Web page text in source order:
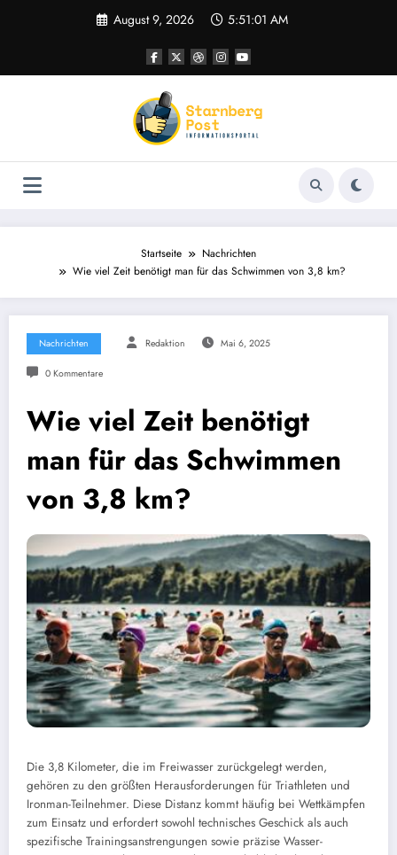
August 9, 2026 5:51:02 AM
Startseite
Nachrichten
Wie viel Zeit benötigt man für das Schwimmen von 3,8 km?
Nachrichten Redaktion Mai 6, 2025
0 Kommentare
Wie viel Zeit benötigt
man für das Schwimmen
von 3,8 km?
Die 3,8 Kilometer, die im Freiwasser zurückgelegt werden,
gehören zu den größten Herausforderungen für Triathleten und
Ironman-Teilnehmer. Diese Distanz kommt häufig bei Wettkämpfen
zum Einsatz und erfordert sowohl technisches Geschick als auch
spezifische Trainingsanstrengungen sowie präzise Wasser-